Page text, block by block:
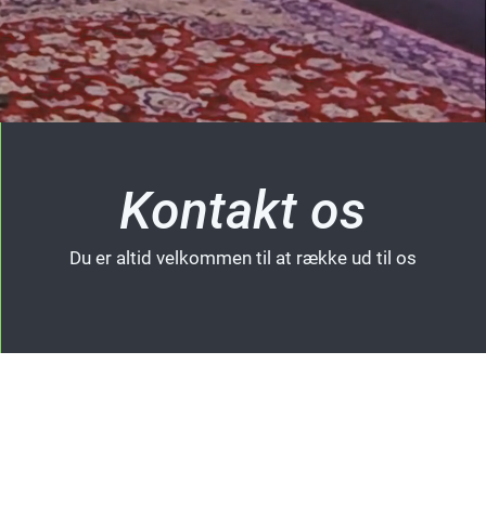
Kontakt os
Du er altid velkommen til at række ud til os